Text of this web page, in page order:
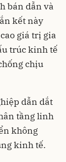
bán dẫn và
kết này
giá trị gia
trúc kinh tế
chịu
dẫn dắt
tầng linh
không
kinh tế.